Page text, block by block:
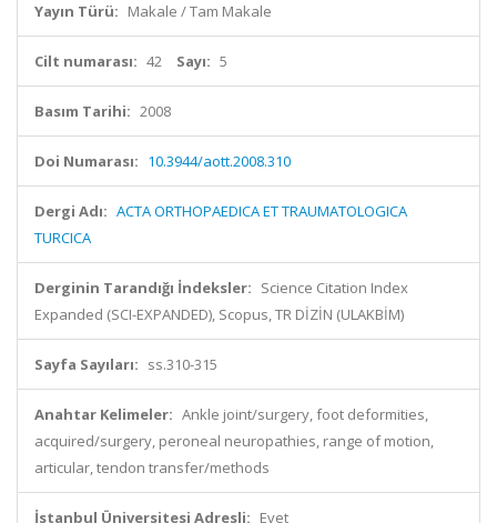
Yayın Türü: Makale / Tam Makale
Cilt numarası: 42 Sayı: 5
Basım Tarihi: 2008
Doi Numarası: 10.3944/aott.2008.310
Dergi Adı: ACTA ORTHOPAEDICA ET TRAUMATOLOGICA
TURCICA
Derginin Tarandığı İndeksler: Science Citation Index
Expanded (SCI-EXPANDED), Scopus, TR DİZİN (ULAKBİM)
Sayfa Sayıları: ss.310-315
Anahtar Kelimeler: Ankle joint/surgery, foot deformities,
acquired/surgery, peroneal neuropathies, range of motion,
articular, tendon transfer/methods
İstanbul Üniversitesi Adresli: Evet